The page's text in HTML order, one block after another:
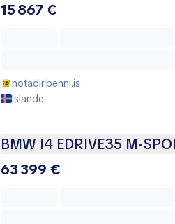
15 867 €
notadir.benni.is
Islande
BMW I4 EDRIVE35 M-
63 399 €